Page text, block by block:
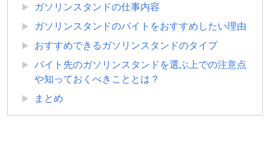
ガソリンスタンドの仕事内容
ガソリンスタンドのバイトをおすすめしたい理由
おすすめできるガソリンスタンドのタイプ
バイト先のガソリンスタンドを選ぶ上での注意点
や知っておくべきこととは？
まとめ